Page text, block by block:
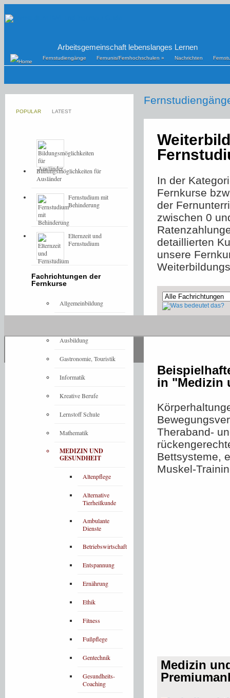
Arbeitsgemeinschaft lebenslanges Lernen
Fernstudiengänge Fernunis/Fernhochschulen » Nachrichten
In der
Fernkurse
der
zwischen 0
detaillierten
unsere
in "Medizin
Theraband-
Bettsysteme,
Muskel-
Medizin
POPULAR LATEST
Bildungsmöglichkeiten für
Ausländer
Fernstudium mit
Behinderung
Elternzeit und
Fernstudium
Fachrichtungen der
Fernkurse
Allgemeinbildung
Ausbildung
Gastronomie, Touristik
Informatik
Kreative Berufe
Lernstoff Schule
Mathematik
MEDIZIN UND
GESUNDHEIT
Altenpflege
Alternative
Tierheilkunde
Ambulante
Dienste
Betriebswirtschaft
Entspannung
Ernährung
Ethik
Fitness
Fußpflege
Gentechnik
Gesundheits-
Coaching